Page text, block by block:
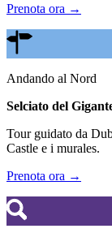
Prenota ora →
Andando al Nord
Selciato del
Tour guidato da
Castle e i murales.
Prenota ora →